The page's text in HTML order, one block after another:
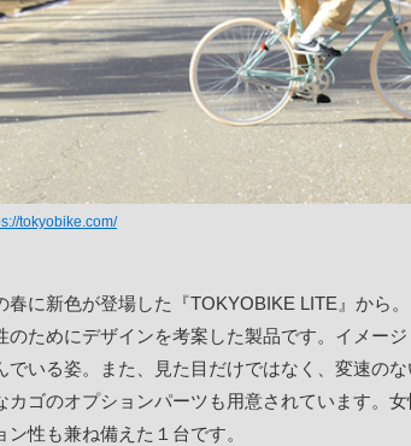
tokyobike.com/
春に新色が登場した『TOKYOBIKE LITE』から
のためにデザインを考案した製品です。イメー
でいる姿。また、見た目だけではなく、変速の
カゴのオプションパーツも用意されています。
ン性も兼ね備えた１台です。